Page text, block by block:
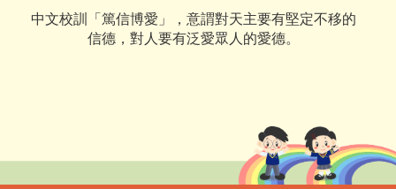
中文校訓「篤信博愛」，意謂對天主要有堅定不移的
信德，對人要有泛愛眾人的愛德。